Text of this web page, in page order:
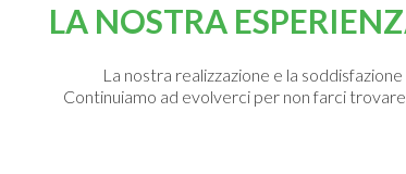
LA NOSTRA
La nostra realizzazione e la
Continuiamo ad evolverci per non farci